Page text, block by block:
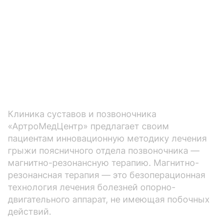
Клиника суставов и позвоночника
«АртроМедЦентр» предлагает своим
пациентам инновационную методику лечения
грыжи поясничного отдела позвоночника —
магнитно-резонансную терапию. Магнитно-
резонансная терапия — это безоперационная
технология лечения болезней опорно-
двигательного аппарат, не имеющая побочных
действий.